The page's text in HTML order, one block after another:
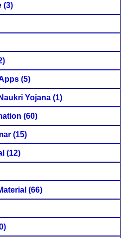
(3)
(5)
Yojana (1)
(60)
(15)
(12)
(66)